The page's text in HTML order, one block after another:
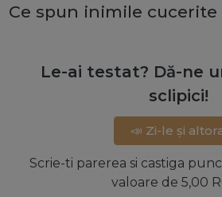
Ce spun inimile cucerite
Le-ai testat? Dă-ne
sclipici!
📣 Zi-le și
Scrie-ti parerea si castiga
valoare de 5,00